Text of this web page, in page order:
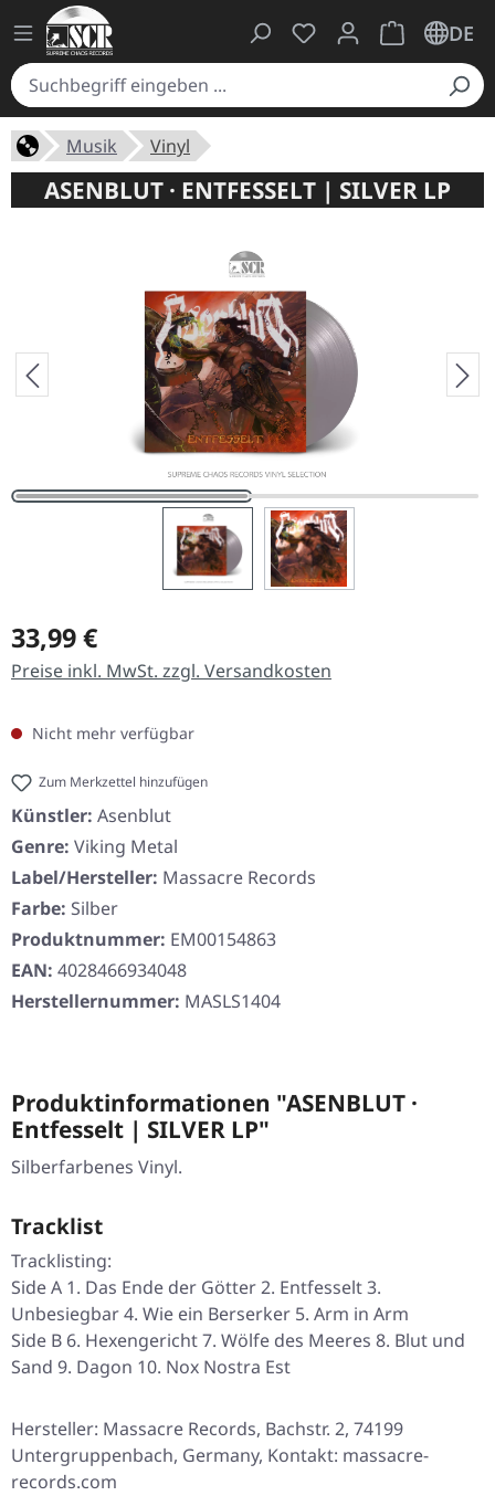
Du hast 0 Produkte
Warenkorb
DE
Musik Vinyl
ASENBLUT · ENTFESSELT | SILVER LP
Regulärer Preis:
33,99 €
Preise inkl. MwSt. zzgl. Versandkosten
Nicht mehr verfügbar
Zum Merkzettel hinzufügen
Künstler: Asenblut
Genre: Viking Metal
Label/Hersteller: Massacre Records
Farbe: Silber
Produktnummer: EM00154863
EAN: 4028466934048
Herstellernummer: MASLS1404
Produktinformationen "ASENBLUT ·
Entfesselt | SILVER LP"
Silberfarbenes Vinyl.
Tracklist
Tracklisting:
Side A 1. Das Ende der Götter 2. Entfesselt 3.
Unbesiegbar 4. Wie ein Berserker 5. Arm in Arm
Side B 6. Hexengericht 7. Wölfe des Meeres 8. Blut und
Sand 9. Dagon 10. Nox Nostra Est
Hersteller: Massacre Records, Bachstr. 2, 74199
Untergruppenbach, Germany, Kontakt: massacre-
records.com